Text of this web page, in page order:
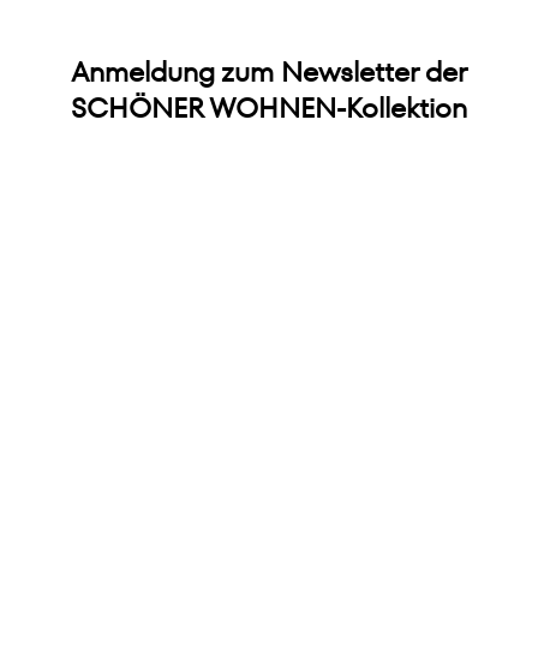
Anmeldung zum Newsletter der
SCHÖNER WOHNEN-Kollektion